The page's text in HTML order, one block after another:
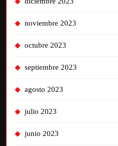
noviembre 2023
octubre 2023
septiembre 2023
agosto 2023
julio 2023
junio 2023